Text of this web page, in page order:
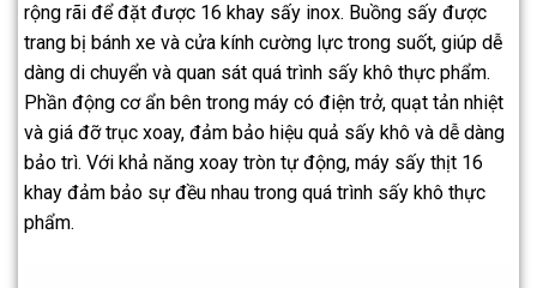
rộng rãi để đặt được 16 khay sấy inox. Buồng sấy được
trang bị bánh xe và cửa kính cường lực trong suốt, giúp dễ
dàng di chuyển và quan sát quá trình sấy khô thực phẩm.
Phần động cơ ẩn bên trong máy có điện trở, quạt tản nhiệt
và giá đỡ trục xoay, đảm bảo hiệu quả sấy khô và dễ dàng
bảo trì. Với khả năng xoay tròn tự động, máy sấy thịt 16
khay đảm bảo sự đều nhau trong quá trình sấy khô thực
phẩm.